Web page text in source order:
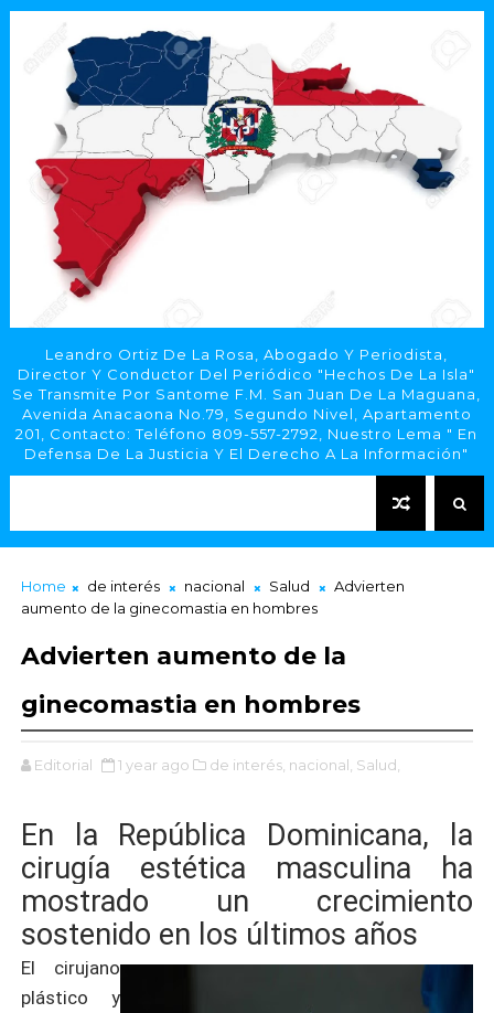
Leandro Ortiz De La Rosa, Abogado Y Periodista,
Director Y Conductor Del Periódico "Hechos De La Isla"
Se Transmite Por Santome F.M. San Juan De La Maguana,
Avenida Anacaona No.79, Segundo Nivel, Apartamento
201, Contacto: Teléfono 809-557-2792, Nuestro Lema " En
Defensa De La Justicia Y El Derecho A La Información"
Home de interés nacional Salud
Advierten
aumento de la ginecomastia en hombres
Advierten aumento de la
ginecomastia en hombres
Editorial 1 year ago de interés, nacional, Salud,
En la República Dominicana, la
cirugía estética masculina ha
mostrado un crecimiento
sostenido en los últimos años
El cirujano
plástico y